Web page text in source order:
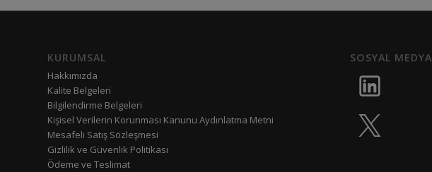
KURUMSAL
Hakkımızda
Kalite Belgeleri
Bilgilendirme Belgeleri
Kişisel Verilerin Korunması Kanunu Aydınlatma Metni
Mesafeli Satış Sözleşmesi
Gizlilik ve Güvenlik Politikası
Ödeme ve Teslimat
SOSYAL MEDYA